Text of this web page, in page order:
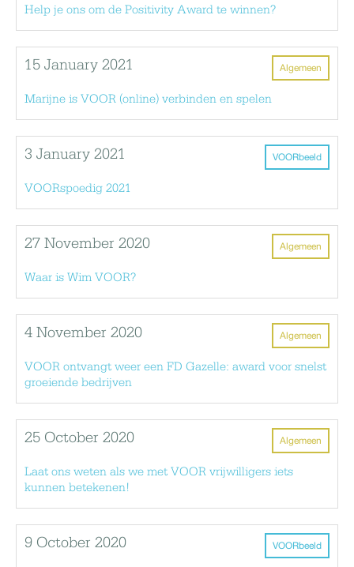
Help je ons om de Positivity Award te winnen?
Algemeen
15 January 2021
Marijne is VOOR (online) verbinden en spelen
VOORbeeld
3 January 2021
VOORspoedig 2021
Algemeen
27 November 2020
Waar is Wim VOOR?
Algemeen
4 November 2020
VOOR ontvangt weer een FD Gazelle: award voor snelst
groeiende bedrijven
Algemeen
25 October 2020
Laat ons weten als we met VOOR vrijwilligers iets
kunnen betekenen!
VOORbeeld
9 October 2020